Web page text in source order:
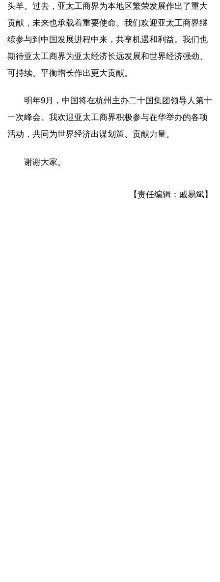
头羊。过去，亚太工商界为本地区繁荣发展作出了重大
贡献，未来也承载着重要使命。我们欢迎亚太工商界继
续参与到中国发展进程中来，共享机遇和利益。我们也
期待亚太工商界为亚太经济长远发展和世界经济强劲、
可持续、平衡增长作出更大贡献。
明年9月，中国将在杭州主办二十国集团领导人第十
一次峰会。我欢迎亚太工商界积极参与在华举办的各项
活动，共同为世界经济出谋划策、贡献力量。
谢谢大家。
【责任编辑：戚易斌】